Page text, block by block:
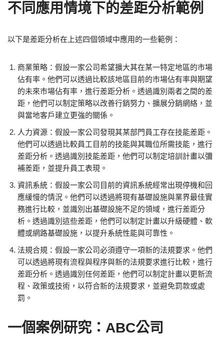
不同應用情境下的差距分析範例
以下是差距分析在上述四個領域中應用的一些範例：
商業策略：假設一家公司希望擴大其在某一特定地區的市場
佔有率。他們可以透過比較該地區目前的市場佔有率與期望
的未來市場佔有率，進行差距分析。透過識別兩者之間的差
距，他們可以制定策略以改善行銷努力、擴展分銷網絡，並
與當地客戶建立更強的關係。
人力資源：假設一家公司發現其某部門員工存在技能差距。
他們可以透過比較員工目前的技能與其職位所需技能，進行
差距分析。透過識別技能差距，他們可以制定培訓計畫以彌
補差距，並提升員工表現。
資訊系統：假設一家公司目前的資訊系統經常出現停機和回
應緩慢的情況。他們可以透過將現有基礎設施與業界最佳實
務進行比較，並識別出基礎設施不足的領域，進行差距分
析。透過識別這些差距，他們可以制定計畫以升級硬體、軟
體或網路基礎設施，以提升系統性能與可靠性。
法規合規：假設一家公司必須遵守一項新的法規要求。他們
可以透過將現有流程與程序與新的法規要求進行比較，進行
差距分析。透過識別任何差距，他們可以制定計畫以更新流
程、政策或技術，以符合新的法規要求，並避免罰款或處
罰。
一個案例研究：ABC公司